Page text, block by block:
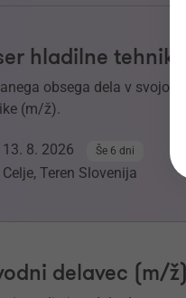
hladilne
obsega dela v svojo
(m/ž).
13. 8. 2026 Še 6 dni
Celje, Teren Slovenija
delavec (m/ž)